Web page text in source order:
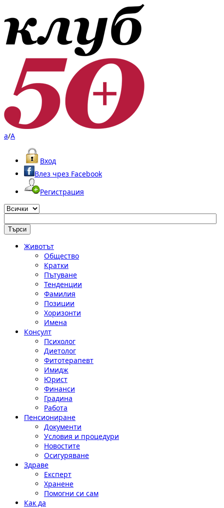
a/A
Вход
Влез чрез Facebook
Регистрация
Животът
Общество
Кратки
Пътуване
Тенденции
Фамилия
Позиции
Хоризонти
Имена
Консулт
Психолог
Диетолог
Фитотерапевт
Имидж
Юрист
Финанси
Градина
Работа
Пенсиониране
Документи
Условия и процедури
Новостите
Осигуряване
Здраве
Експерт
Хранене
Помогни си сам
Как да